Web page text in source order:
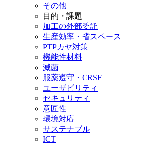
その他
目的・課題
加工の外部委託
生産効率・省スペース
PTPカヤ対策
機能性材料
滅菌
服薬遵守・CRSF
ユーザビリティ
セキュリティ
意匠性
環境対応
サステナブル
ICT